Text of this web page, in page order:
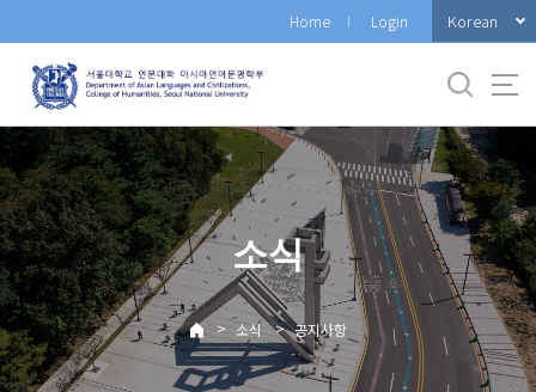
로
메
뉴
Home Login Korean
소식
> 소식 > 공지사항